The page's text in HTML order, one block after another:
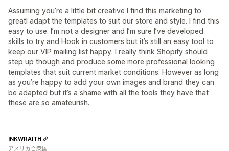
Assuming you’re a little bit creative I find this marketing to
greatI adapt the templates to suit our store and style. I find this
easy to use. I’m not a designer and I’m sure I’ve developed
skills to try and Hook in customers but it’s still an easy tool to
keep our VIP mailing list happy. I really think Shopify should
step up though and produce some more professional looking
templates that suit current market conditions. However as long
as you’re happy to add your own images and brand they can
be adapted but it’s a shame with all the tools they have that
these are so amateurish.
INKWRAITH
アメリカ合衆国